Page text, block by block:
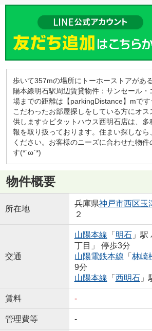
歩いて357mの場所にトーホーストアがあ
陽本線明石駅周辺賃貸物件：サンセール
場までの距離は【parkingDistance】mで
こだわったお部屋探しをしている方にオ
供します☆ピタットハウス西明石店は、多
報を取り扱っております。住まい探しな
ください。お客様のニーズに合わせた物件
す(*´ω`*)
物件概要
所在地
兵庫県神戸市西区玉
２
交通
山陽本線 「 明石」駅
丁目」 停歩3分
山陽電鉄本線 「 林崎
9分
山陽本線 「 西明石」
賃料 -
管理費等 -